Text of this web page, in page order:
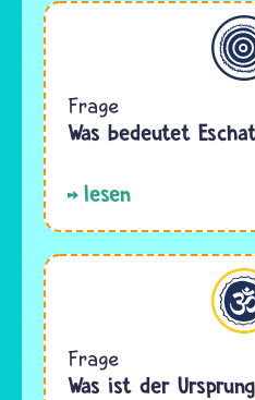
Allgemein
Frage
Was bedeutet
lesen
Hinduismus
Frage
Was ist der